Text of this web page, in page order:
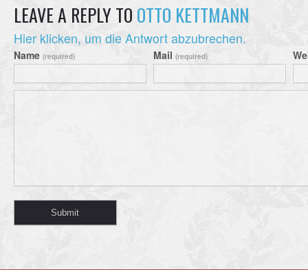
LEAVE A REPLY TO OTTO KETTMANN
Hier klicken, um die Antwort abzubrechen.
Name (required) Mail (required)